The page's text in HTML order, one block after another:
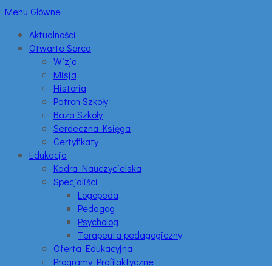
Menu Główne
Aktualności
Otwarte Serca
Wizja
Misja
Historia
Patron Szkoły
Baza Szkoły
Serdeczna Księga
Certyfikaty
Edukacja
Kadra Nauczycielska
Specjaliści
Logopeda
Pedagog
Psycholog
Terapeuta pedagogiczny
Oferta Edukacyjna
Programy Profilaktyczne